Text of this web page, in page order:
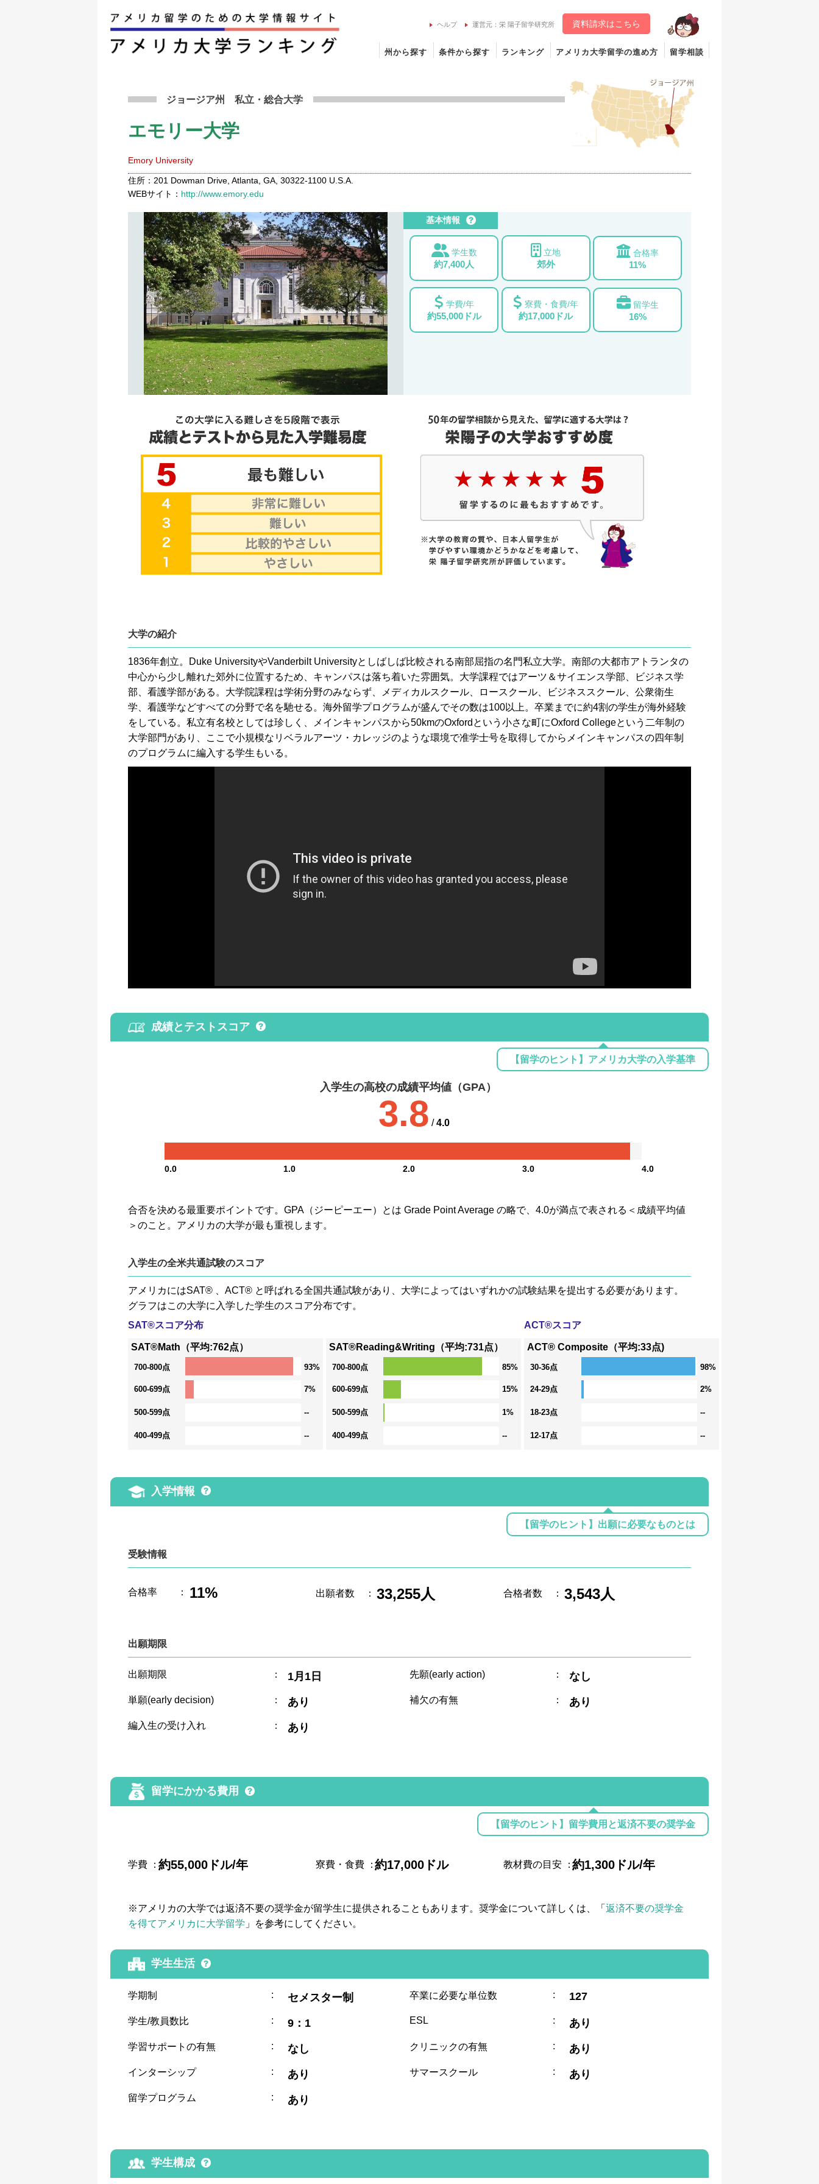
ヘルプ 運営元：栄 陽子留学研究所 資料請求はこちら
州から探す 条件から探す ランキング アメリカ大学留学の進め方 留学相談
ジョージア州私立 ・総合大学
エモリー大学
Emory University
住所：201 Dowman Drive, Atlanta, GA, 30322-1100 U.S.A.
WEBサイト： http://www.emory.edu
基本情報
学生数
約7,400人
立地
郊外
合格率
11%
学費/年
約55,000ドル
寮費・食費/年
約17,000ドル
留学生
16%
大学の紹介
1836年創立。Duke UniversityやVanderbilt Universityとしばしば比較される南部屈指の名門私立大学。南部の大都市アトランタの
中心から少し離れた郊外に位置するため、キャンパスは落ち着いた雰囲気。大学課程ではアーツ＆サイエンス学部、ビジネス学
部、看護学部がある。大学院課程は学術分野のみならず、メディカルスクール、ロースクール、ビジネススクール、公衆衛生
学、看護学などすべての分野で名を馳せる。海外留学プログラムが盛んでその数は100以上。卒業までに約4割の学生が海外経験
をしている。私立有名校としては珍しく、メインキャンパスから50kmのOxfordという小さな町にOxford Collegeという二年制の
大学部門があり、ここで小規模なリベラルアーツ・カレッジのような環境で准学士号を取得してからメインキャンパスの四年制
のプログラムに編入する学生もいる。
成績とテストスコア
【留学のヒント】アメリカ大学の入学基準
入学生の高校の成績平均値（GPA）
3.8 /4.0
0.0 1.0 2.0 3.0 4.0
合否を決める最重要ポイントです。GPA（ジーピーエー）とは Grade Point Average の略で、4.0が満点で表される＜成績平均値
＞のこと。アメリカの大学が最も重視します。
入学生の全米共通試験のスコア
アメリカにはSAT® 、ACT® と呼ばれる全国共通試験があり、大学によってはいずれかの試験結果を提出する必要があります。
グラフはこの大学に入学した学生のスコア分布です。
SAT®スコア分布
SAT®Math（平均:762点）
700-800点 93%
600-699点 7%
500-599点 --
400-499点 --
SAT®Reading&Writing（平均:731点）
700-800点 85%
600-699点 15%
500-599点 1%
400-499点 --
ACT®スコア
ACT® Composite（平均:33点)
30-36点 98%
24-29点 2%
18-23点 --
12-17点 --
入学情報
【留学のヒント】出願に必要なものとは
受験情報
合格率 ： 11% 出願者数 ： 33,255人 合格者数 ： 3,543人
出願期限
出願期限 ： 1月1日 先願(early action) ： なし
単願(early decision) ： あり 補欠の有無 ： あり
編入生の受け入れ ： あり
留学にかかる費用
【留学のヒント】留学費用と返済不要の奨学金
学費 ：約55,000ドル/年 寮費・食費 ：約17,000ドル 教材費の目安 ：約1,300ドル/年
※アメリカの大学では返済不要の奨学金が留学生に提供されることもあります。奨学金について詳しくは、「返済不要の奨学金
を得てアメリカに大学留学 」を参考にしてください。
学生生活
学期制 : セメスター制 卒業に必要な単位数 : 127
学生/教員数比 : 9：1 ESL : あり
学習サポートの有無 : なし クリニックの有無 : あり
インターシップ : あり サマースクール : あり
留学プログラム : あり
学生構成